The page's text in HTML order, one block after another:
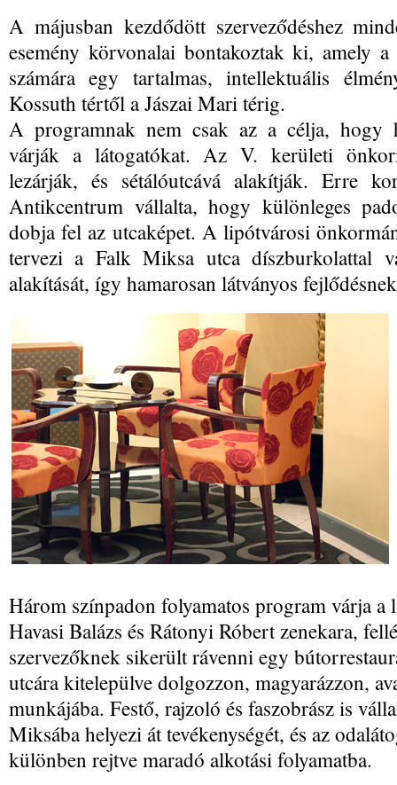
A májusban kezdődött szerveződéshez
esemény körvonalai bontakoztak ki, amely
számára egy tartalmas, intellektuális
Kossuth tértől a Jászai Mari térig.
A programnak nem csak az a célja, hogy
várják a látogatókat. Az V. kerületi
lezárják, és sétálóutcává alakítják. Erre
Antikcentrum vállalta, hogy különleges
dobja fel az utcaképet. A lipótvárosi
tervezi a Falk Miksa utca díszburkolattal
alakítását, így hamarosan látványos
Három színpadon folyamatos program várja a
Havasi Balázs és Rátonyi Róbert zenekara,
szervezőknek sikerült rávenni egy
utcára kitelepülve dolgozzon, magyarázzon,
munkájába. Festő, rajzoló és faszobrász is
Miksába helyezi át tevékenységét, és az
különben rejtve maradó alkotási folyamatba.